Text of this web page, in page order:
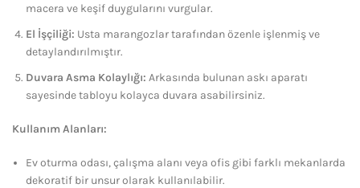
macera ve keşif duygularını vurgular.
El İşçiliği: Usta marangozlar tarafından özenle işlenmiş ve
detaylandırılmıştır.
Duvara Asma Kolaylığı: Arkasında bulunan askı aparatı
sayesinde tabloyu kolayca duvara asabilirsiniz.
Kullanım Alanları:
Ev oturma odası, çalışma alanı veya ofis gibi farklı mekanlarda
dekoratif bir unsur olarak kullanılabilir.